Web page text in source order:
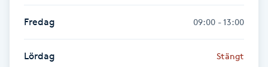
Frisör
Funktionsanalys
Fredag 09:00 - 13:00
Lördag Stängt